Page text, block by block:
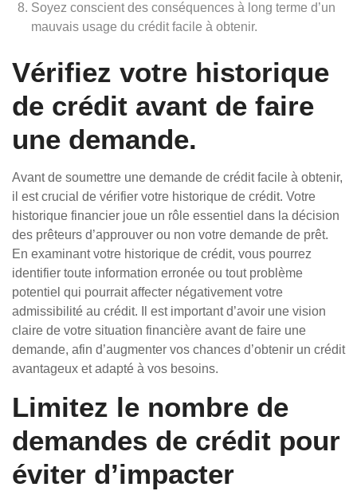
Soyez conscient des conséquences à long terme d’un
mauvais usage du crédit facile à obtenir.
Vérifiez votre historique
de crédit avant de faire
une demande.
Avant de soumettre une demande de crédit facile à obtenir,
il est crucial de vérifier votre historique de crédit. Votre
historique financier joue un rôle essentiel dans la décision
des prêteurs d’approuver ou non votre demande de prêt.
En examinant votre historique de crédit, vous pourrez
identifier toute information erronée ou tout problème
potentiel qui pourrait affecter négativement votre
admissibilité au crédit. Il est important d’avoir une vision
claire de votre situation financière avant de faire une
demande, afin d’augmenter vos chances d’obtenir un crédit
avantageux et adapté à vos besoins.
Limitez le nombre de
demandes de crédit pour
éviter d’impacter